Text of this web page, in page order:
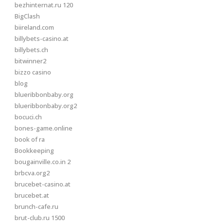
bezhinternat.ru 120
BigClash
biireland.com
billybets-casino.at
billybets.ch
bitwinner2
bizzo casino
blog
blueribbonbaby.org
blueribbonbaby.org2
bocuci.ch
bones-game.online
book of ra
Bookkeeping
bougainville.co.in 2
brbcva.org2
brucebet-casino.at
brucebet.at
brunch-cafe.ru
brut-club.ru 1500